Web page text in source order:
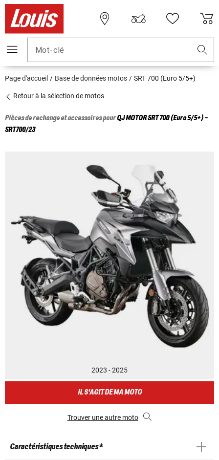
Mot-clé
Page d'accueil Base de données motos SRT 700 (Euro 5/5+)
Retour à la sélection de motos
Pièces de rechange et accessoires pourQJ MOTORSRT 700 (Euro 5/5+) -
SRT700/23
2023 - 2025
IL S'AGIT DE MA MOTO
Trouver une autre moto
Caractéristiques techniques *